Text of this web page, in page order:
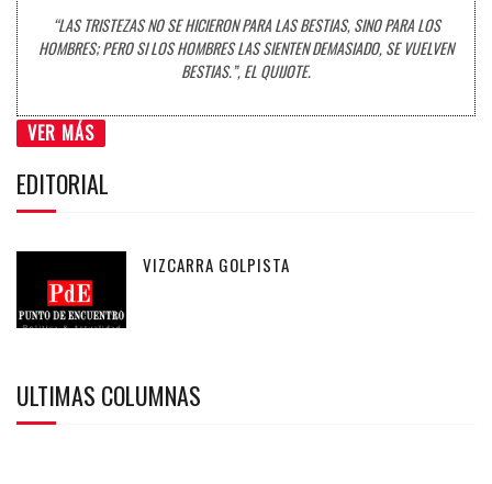
“LAS TRISTEZAS NO SE HICIERON PARA LAS BESTIAS, SINO PARA LOS
HOMBRES; PERO SI LOS HOMBRES LAS SIENTEN DEMASIADO, SE VUELVEN
BESTIAS.”, EL QUIJOTE.
VER MÁS
EDITORIAL
VIZCARRA GOLPISTA
ULTIMAS COLUMNAS